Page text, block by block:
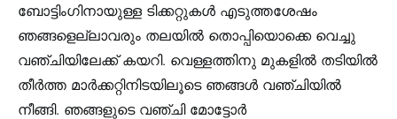
ബോട്ടിംഗിനായുള്ള ടിക്കറ്റുകൾ എടുത്തശേഷം
ഞങ്ങളെല്ലാവരും തലയിൽ തൊപ്പിയൊക്കെ വെച്ചു
വഞ്ചിയിലേക്ക് കയറി. വെള്ളത്തിനു മുകളിൽ തടിയിൽ
തീർത്ത മാർക്കറ്റിനിടയിലൂടെ ഞങ്ങൾ വഞ്ചിയിൽ
നീങ്ങി. ഞങ്ങളുടെ വഞ്ചി മോട്ടോർ